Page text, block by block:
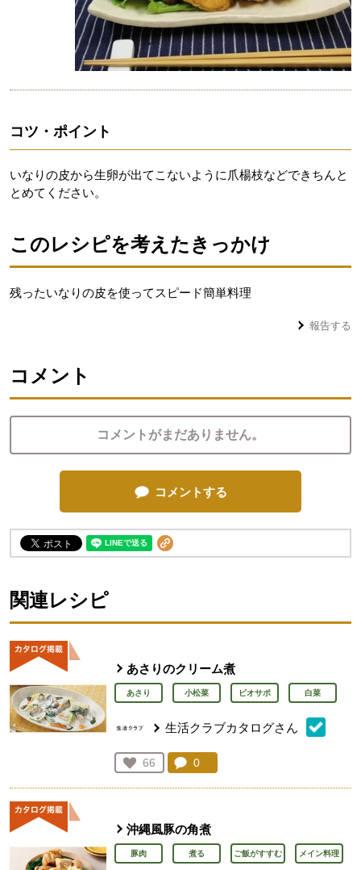
コツ・ポイント
いなりの皮から生卵が出てこないように爪楊枝などできちんと
とめてください。
このレシピを考えたきっかけ
残ったいなりの皮を使ってスピード簡単料理
報告する
コメント
コメントがまだありません。
コメントする
関連レシピ
あさりのクリーム煮
あさり 小松菜 ビオサポ 白菜
生活クラブカタログさん
お気に入り登録：
66
人が登録
コメント：
0
沖縄風豚の角煮
豚肉 煮る ご飯がすすむ メイン料理